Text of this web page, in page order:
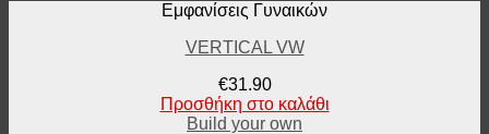
Εμφανίσεις Γυναικών
VERTICAL VW
€31.90
Προσθήκη στο καλάθι
Build your own